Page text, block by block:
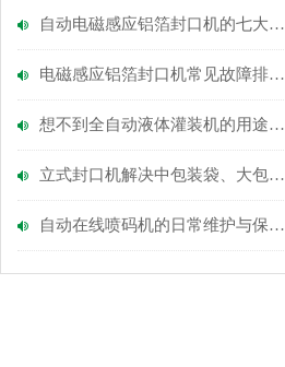
自动电磁感应铝箔封口机的七大产品特点
电磁感应铝箔封口机常见故障排查与维护：确保密封效果稳定的实用技巧
想不到全自动液体灌装机的用途还真不少
立式封口机解决中包装袋、大包装袋
自动在线喷码机的日常维护与保养概述